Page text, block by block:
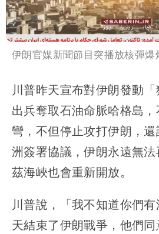
伊朗官媒新聞節目突播放核彈
川普昨天宣布對伊朗發動
出兵奪取石油命脈哈格島
彎，不但停止攻打伊朗，
洲簽署協議，伊朗永遠無
茲海峽也會重新開放。
川普說，「我不知道你們
天結束了伊朗戰爭，他們